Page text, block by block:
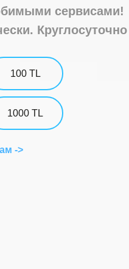
100 TL
1000 TL
->
сервисами!
Круглосуточно